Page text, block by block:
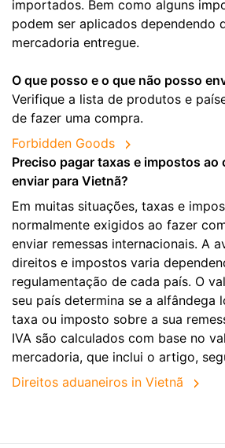
importados. Bem como alguns
podem ser aplicados dependendo
mercadoria entregue.
O que posso e o que não posso
Verifique a lista de produtos e
de fazer uma compra.
Forbidden Goods
Preciso pagar taxas e impostos ao
enviar para Vietnã?
Em muitas situações, taxas e
normalmente exigidos ao fazer
enviar remessas internacionais. A
direitos e impostos varia
regulamentação de cada país. O
seu país determina se a alfândega
taxa ou imposto sobre a sua
IVA são calculados com base no
mercadoria, que inclui o artigo,
Direitos aduaneiros in Vietnã